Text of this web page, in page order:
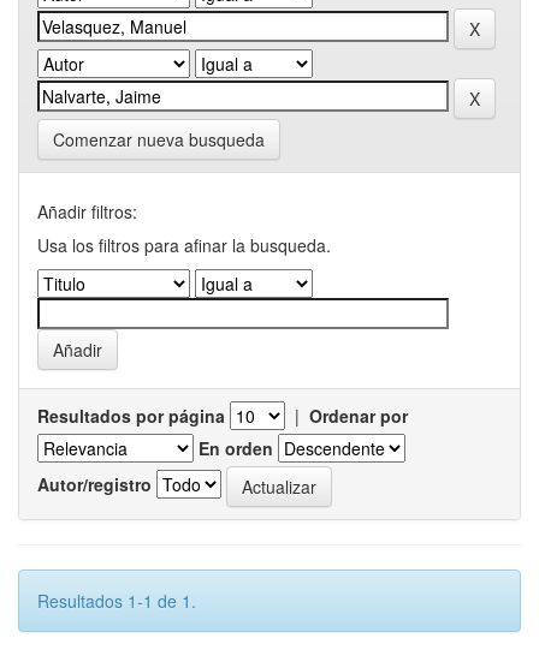
Comenzar nueva busqueda
Añadir filtros:
Usa los filtros para afinar la busqueda.
Resultados por página | Ordenar por
En orden
Autor/registro
Resultados 1-1 de 1.